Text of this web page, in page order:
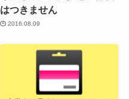
はつきません
2016.08.09